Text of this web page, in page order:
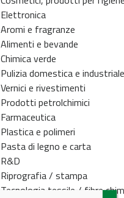
Elettronica
Aromi e fragranze
Alimenti e bevande
Chimica verde
Pulizia domestica e industriale
Vernici e rivestimenti
Prodotti petrolchimici
Farmaceutica
Plastica e polimeri
Pasta di legno e carta
R&D
Riprografia / stampa
Tecnologia tessile / fibre